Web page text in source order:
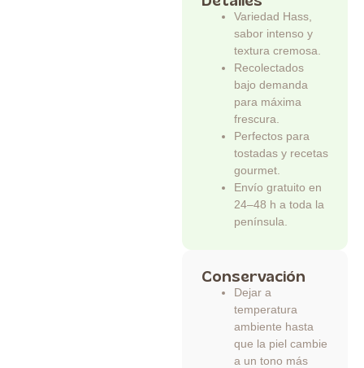
Variedad Hass,
sabor intenso y
textura cremosa.
Recolectados
bajo demanda
para máxima
frescura.
Perfectos para
tostadas y recetas
gourmet.
Envío gratuito en
24–48 h a toda la
península.
Conservación
Dejar a
temperatura
ambiente hasta
que la piel cambie
a un tono más